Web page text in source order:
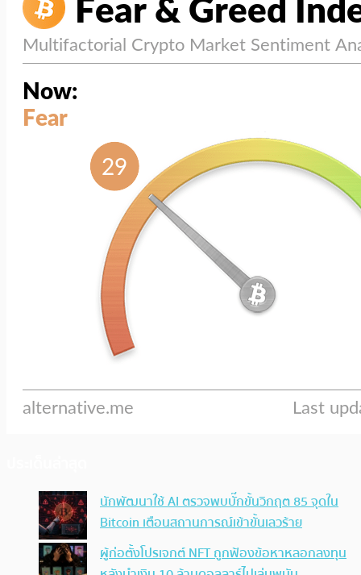
นักพัฒนาใช้ AI ตรวจพบบั๊กขั้นวิกฤต 85 จุดใน
Bitcoin เตือนสถานการณ์เข้าขั้นเลวร้าย
ผู้ก่อตั้งโปรเจกต์ NFT ถูกฟ้องข้อหาหลอกลงทุน